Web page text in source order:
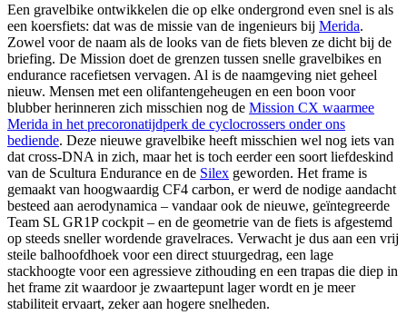
Een gravelbike ontwikkelen die op elke ondergrond even snel is als
een koersfiets: dat was de missie van de ingenieurs bij Merida.
Zowel voor de naam als de looks van de fiets bleven ze dicht bij de
briefing. De Mission doet de grenzen tussen snelle gravelbikes en
endurance racefietsen vervagen. Al is de naamgeving niet geheel
nieuw. Mensen met een olifantengeheugen en een boon voor
blubber herinneren zich misschien nog de Mission CX waarmee
Merida in het precoronatijdperk de cyclocrossers onder ons
bediende. Deze nieuwe gravelbike heeft misschien wel nog iets van
dat cross-DNA in zich, maar het is toch eerder een soort liefdeskind
van de Scultura Endurance en de Silex geworden. Het frame is
gemaakt van hoogwaardig CF4 carbon, er werd de nodige aandacht
besteed aan aerodynamica – vandaar ook de nieuwe, geïntegreerde
Team SL GR1P cockpit – en de geometrie van de fiets is afgestemd
op steeds sneller wordende gravelraces. Verwacht je dus aan een vrij
steile balhoofdhoek voor een direct stuurgedrag, een lage
stackhoogte voor een agressieve zithouding en een trapas die diep in
het frame zit waardoor je zwaartepunt lager wordt en je meer
stabiliteit ervaart, zeker aan hogere snelheden.